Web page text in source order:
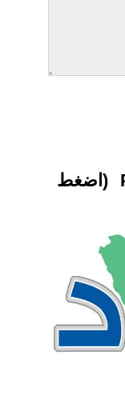
الاصدارات السابقة PDF (اضغط